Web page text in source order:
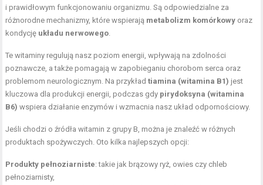
i prawidłowym funkcjonowaniu organizmu. Są odpowiedzialne za
różnorodne mechanizmy, które wspierają metabolizm komórkowy oraz
kondycję układu nerwowego.
Te witaminy regulują nasz poziom energii, wpływają na zdolności
poznawcze, a także pomagają w zapobieganiu chorobom serca oraz
problemom neurologicznym. Na przykładtiamina (witamina B1) jest
kluczowa dla produkcji energii, podczas gdy pirydoksyna (witamina
B6) wspiera działanie enzymów i wzmacnia nasz układ odpornościowy.
Jeśli chodzi o źródła witamin z grupy B, można je znaleźć w różnych
produktach spożywczych. Oto kilka najlepszych opcji:
Produkty pełnoziarniste: takie jak brązowy ryż, owies czy chleb
pełnoziarnisty,